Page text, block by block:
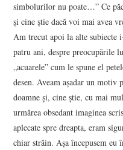
simbolurilor nu poate…” Ce
şi cine ştie dacă voi mai avea
Am trecut apoi la alte subiecte
patru ani, despre preocupările
„acuarele” cum le spune el
desen. Aveam aşadar un motiv
doamne şi, cine ştie, cu mai
urmărea obsedant imaginea
aplecate spre dreapta, eram
chiar străin. Aşa începusem